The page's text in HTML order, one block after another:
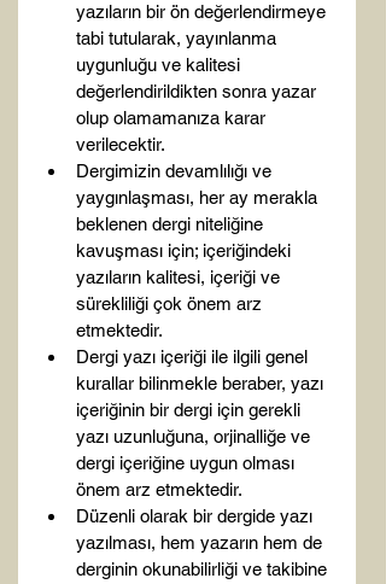
yazıların bir ön değerlendirmeye
tabi tutularak, yayınlanma
uygunluğu ve kalitesi
değerlendirildikten sonra yazar
olup olamamanıza karar
verilecektir.
Dergimizin devamlılığı ve
yaygınlaşması, her ay merakla
beklenen dergi niteliğine
kavuşması için; içeriğindeki
yazıların kalitesi, içeriği ve
sürekliliği çok önem arz
etmektedir.
Dergi yazı içeriği ile ilgili genel
kurallar bilinmekle beraber, yazı
içeriğinin bir dergi için gerekli
yazı uzunluğuna, orjinalliğe ve
dergi içeriğine uygun olması
önem arz etmektedir.
Düzenli olarak bir dergide yazı
yazılması, hem yazarın hem de
derginin okunabilirliği ve takibine